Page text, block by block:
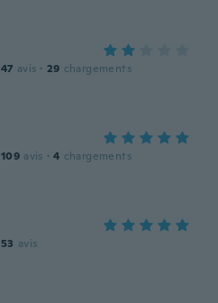
47 avis · 29 chargements
109 avis · 4 chargements
53 avis